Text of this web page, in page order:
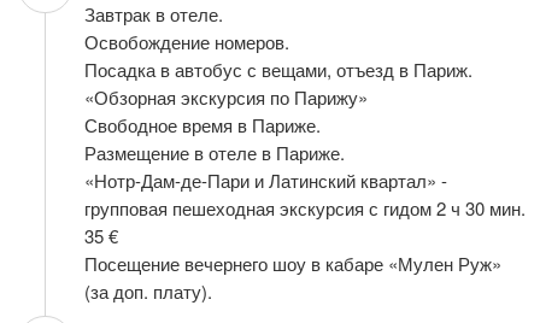
Завтрак в отеле.
Освобождение номеров.
Посадка в автобус с вещами, отъезд в Париж.
«Обзорная экскурсия по Парижу»
Свободное время в Париже.
Размещение в отеле в Париже.
«Нотр-Дам-де-Пари и Латинский квартал» -
групповая пешеходная экскурсия с гидом 2 ч 30 мин.
35 €
Посещение вечернего шоу в кабаре «Мулен Руж»
(за доп. плату).